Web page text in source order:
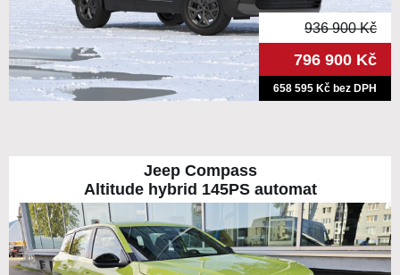
936 900 Kč
796 900 Kč
658 595 Kč bez DPH
Jeep Compass
Altitude hybrid 145PS automat